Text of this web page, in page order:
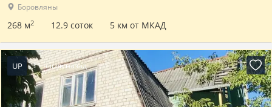
Боровляны
268 м2 12.9 соток 5 км от МКАД
UP 11 часов назад